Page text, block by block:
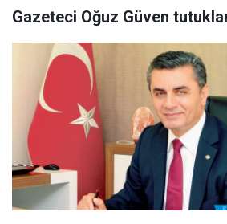
Gazeteci Oğuz Güven